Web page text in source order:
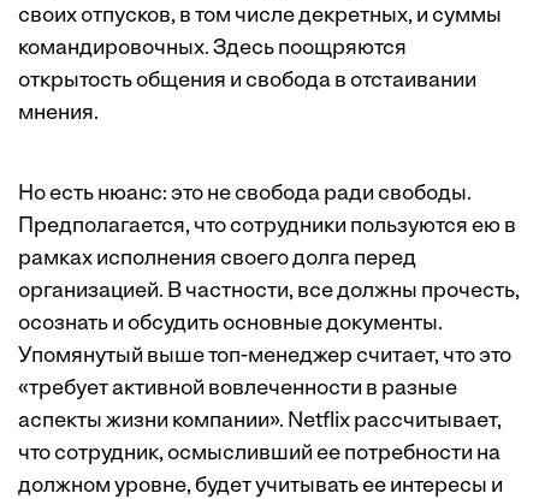
своих отпусков, в том числе декретных, и суммы
командировочных. Здесь поощряются
открытость общения и свобода в отстаивании
мнения.
Но есть нюанс: это не свобода ради свободы.
Предполагается, что сотрудники пользуются ею в
рамках исполнения своего долга перед
организацией. В частности, все должны ­прочесть,
осознать и обсудить основные документы.
Упомянутый выше топ-менеджер считает, что это
«требует активной вовлеченности в разные
аспекты жизни компании». Netflix рассчитывает,
что сотрудник, осмысливший ее потребности на
должном уровне, будет учитывать ее интересы и